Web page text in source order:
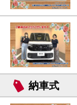
納車式